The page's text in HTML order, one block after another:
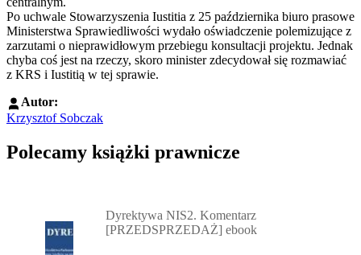
Po uchwale Stowarzyszenia Iustitia z 25 października biuro prasowe
Ministerstwa Sprawiedliwości wydało oświadczenie polemizujące z
zarzutami o nieprawidłowym przebiegu konsultacji projektu. Jednak
chyba coś jest na rzeczy, skoro minister zdecydował się rozmawiać
z KRS i Iustitią w tej sprawie.
Autor:
Krzysztof Sobczak
Polecamy książki prawnicze
Dyrektywa NIS2. Komentarz
[PRZEDSPRZEDAŻ] ebook